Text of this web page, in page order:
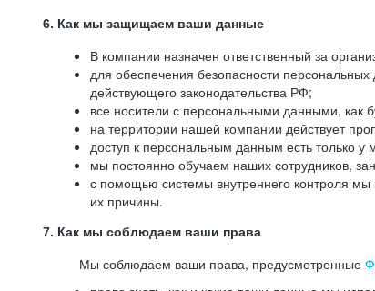
6. Как мы защищаем ваши данные
В компании назначен ответственный за
для обеспечения безопасности
действующего законодательства РФ;
все носители с персональными данными, как
на территории нашей компании действует
доступ к персональным данным есть только
мы постоянно обучаем наших сотрудников,
с помощью системы внутреннего контроля мы
их причины.
7. Как мы соблюдаем ваши права
Мы соблюдаем ваши права, предусмотренные